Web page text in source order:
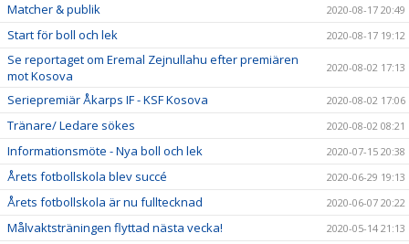
Matcher & publik 2020-08-17 20:49
Start för boll och lek 2020-08-17 19:12
Se reportaget om Eremal Zejnullahu efter premiären
mot Kosova
2020-08-02 17:13
Seriepremiär Åkarps IF - KSF Kosova 2020-08-02 17:06
Tränare/ Ledare sökes 2020-08-02 08:21
Informationsmöte - Nya boll och lek 2020-07-15 20:38
Årets fotbollskola blev succé 2020-06-29 19:13
Årets fotbollskola är nu fulltecknad 2020-06-07 20:22
Målvaktsträningen flyttad nästa vecka! 2020-05-14 21:13